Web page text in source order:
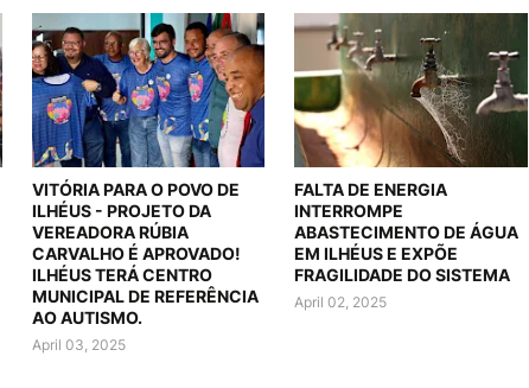
VITÓRIA PARA O POVO DE
ILHÉUS - PROJETO DA
VEREADORA RÚBIA
CARVALHO É APROVADO!
ILHÉUS TERÁ CENTRO
MUNICIPAL DE REFERÊNCIA
AO AUTISMO.
April 03, 2025
FALTA DE ENERGIA
INTERROMPE
ABASTECIMENTO DE ÁGUA
EM ILHÉUS E EXPÕE
FRAGILIDADE DO SISTEMA
April 02, 2025